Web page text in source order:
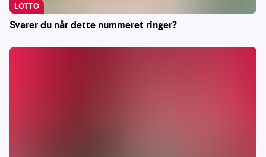
Svarer du når dette nummeret ringer?
LOTTO